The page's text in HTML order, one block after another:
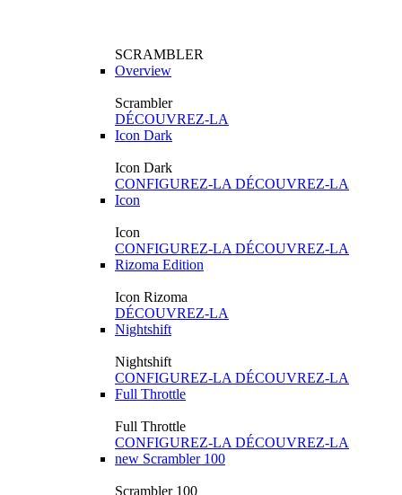
SCRAMBLER
Overview
Scrambler
DÉCOUVREZ-LA
Icon Dark
Icon Dark
CONFIGUREZ-LA DÉCOUVREZ-LA
Icon
Icon
CONFIGUREZ-LA DÉCOUVREZ-LA
Rizoma Edition
Icon Rizoma
DÉCOUVREZ-LA
Nightshift
Nightshift
CONFIGUREZ-LA DÉCOUVREZ-LA
Full Throttle
Full Throttle
CONFIGUREZ-LA DÉCOUVREZ-LA
new Scrambler 100
Scrambler 100